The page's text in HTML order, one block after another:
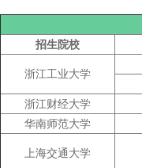
招生院校
浙江工业大学
浙江财经大学
华南师范大学
上海交通大学